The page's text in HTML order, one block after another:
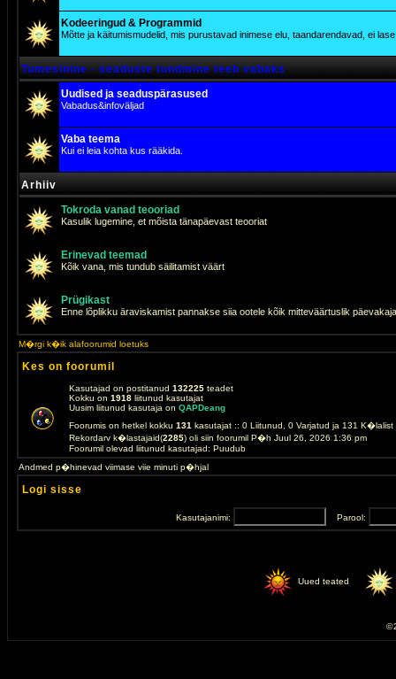
Kodeeringud & Programmid
Mõtte ja käitumismudelid, mis purustavad inimese elu, taandarendavad, ei
Tumesinine - seaduste tundmine teeb vabaks
Uudised ja seaduspärasused
Vabadus&infoväljad
Vaba teema
Kui ei leia kohta kus rääkida.
Arhiiv
Tokroda vanad teooriad
Kasulik lugemine, et mõista tänapäevast teooriat
Erinevad teemad
Kõik vana, mis tundub säilitamist väärt
Prügikast
Enne lõplikku äraviskamist pannakse siia ootele kõik mitteväärtuslik
M�rgi k�ik alafoorumid loetuks
Kes on foorumil
Kasutajad on postitanud 132225 teadet
Kokku on 1918 liitunud kasutajat
Uusim liitunud kasutaja on QAPDeang
Foorumis on hetkel kokku 131 kasutajat :: 0 Liitunud, 0 Varjatud ja 131
Rekordarv k�lastajaid(2285) oli siin foorumil P�h Juul 26, 2026 1:36 pm
Foorumil olevad liitunud kasutajad: Puudub
Andmed p�hinevad viimase viie minuti p�hjal
Logi sisse
Kasutajanimi: Parool:
Uued teated
©